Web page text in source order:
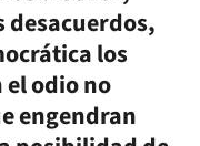
los
odio no
engendran